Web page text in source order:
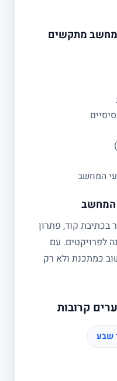
מתקשים
המחשב
בכתיבת קוד, פתרון
לפרויקטים. עם
כמתכנת ולא רק
קרובות
שבע